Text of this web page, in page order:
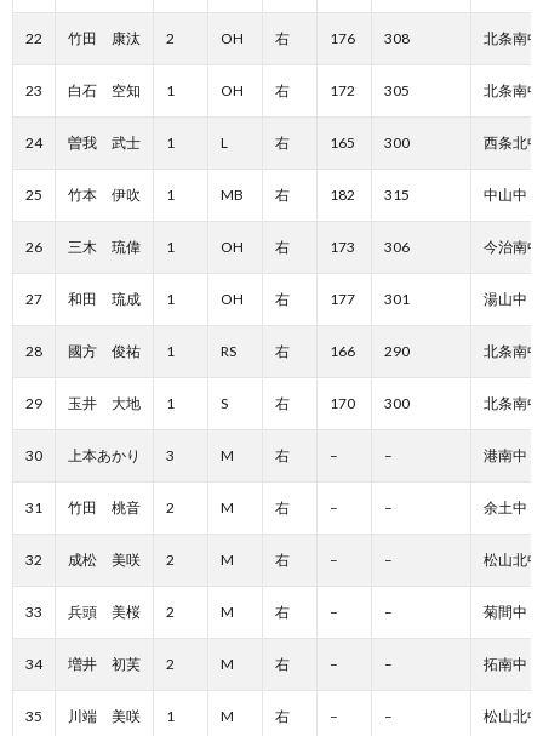
22 竹田 康汰 2 OH 右 176 308 北条南中
23 白石 空知 1 OH 右 172 305 北条南中
24 曽我 武士 1 L 右 165 300 西条北中
25 竹本 伊吹 1 MB 右 182 315 中山中
26 三木 琉偉 1 OH 右 173 306 今治南中
27 和田 琉成 1 OH 右 177 301 湯山中
28 國方 俊祐 1 RS 右 166 290 北条南中
29 玉井 大地 1 S 右 170 300 北条南中
30 上本あかり 3 M 右 – – 港南中
31 竹田 桃音 2 M 右 – – 余土中
32 成松 美咲 2 M 右 – – 松山北中
33 兵頭 美桜 2 M 右 – – 菊間中
34 増井 初芙 2 M 右 – – 拓南中
35 川端 美咲 1 M 右 – – 松山北中